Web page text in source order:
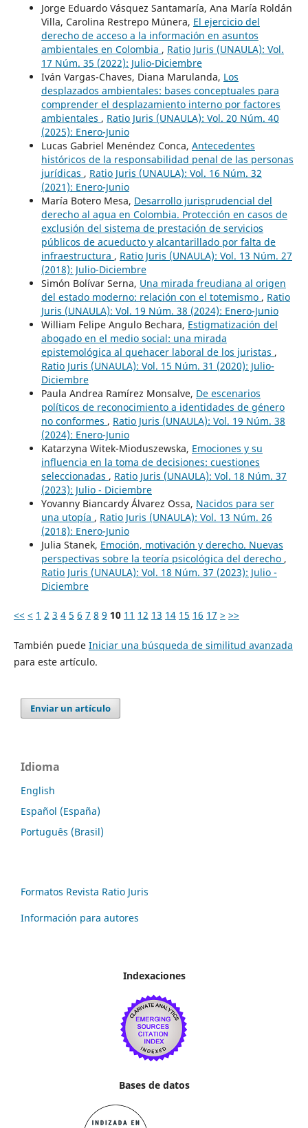
Jorge Eduardo Vásquez Santamaría, Ana María Roldán
Villa, Carolina Restrepo Múnera, El ejercicio del
derecho de acceso a la información en asuntos
ambientales en Colombia , Ratio Juris (UNAULA): Vol.
17 Núm. 35 (2022): Julio-Diciembre
Iván Vargas-Chaves, Diana Marulanda, Los
desplazados ambientales: bases conceptuales para
comprender el desplazamiento interno por factores
ambientales , Ratio Juris (UNAULA): Vol. 20 Núm. 40
(2025): Enero-Junio
Lucas Gabriel Menéndez Conca, Antecedentes
históricos de la responsabilidad penal de las personas
jurídicas , Ratio Juris (UNAULA): Vol. 16 Núm. 32
(2021): Enero-Junio
María Botero Mesa, Desarrollo jurisprudencial del
derecho al agua en Colombia. Protección en casos de
exclusión del sistema de prestación de servicios
públicos de acueducto y alcantarillado por falta de
infraestructura , Ratio Juris (UNAULA): Vol. 13 Núm. 27
(2018): Julio-Diciembre
Simón Bolívar Serna, Una mirada freudiana al origen
del estado moderno: relación con el totemismo , Ratio
Juris (UNAULA): Vol. 19 Núm. 38 (2024): Enero-Junio
William Felipe Angulo Bechara, Estigmatización del
abogado en el medio social: una mirada
epistemológica al quehacer laboral de los juristas ,
Ratio Juris (UNAULA): Vol. 15 Núm. 31 (2020): Julio-
Diciembre
Paula Andrea Ramírez Monsalve, De escenarios
políticos de reconocimiento a identidades de género
no conformes , Ratio Juris (UNAULA): Vol. 19 Núm. 38
(2024): Enero-Junio
Katarzyna Witek-Mioduszewska, Emociones y su
influencia en la toma de decisiones: cuestiones
seleccionadas , Ratio Juris (UNAULA): Vol. 18 Núm. 37
(2023): Julio - Diciembre
Yovanny Biancardy Álvarez Ossa, Nacidos para ser
una utopía , Ratio Juris (UNAULA): Vol. 13 Núm. 26
(2018): Enero-Junio
Julia Stanek, Emoción, motivación y derecho. Nuevas
perspectivas sobre la teoría psicológica del derecho ,
Ratio Juris (UNAULA): Vol. 18 Núm. 37 (2023): Julio -
Diciembre
<< < 1 2 3 4 5 6 7 8 9 10 11 12 13 14 15 16 17 > >>
También puede Iniciar una búsqueda de similitud avanzada
para este artículo.
Enviar un artículo
Idioma
English
Español (España)
Português (Brasil)
Formatos Revista Ratio Juris
Información para autores
Indexaciones
Bases de datos